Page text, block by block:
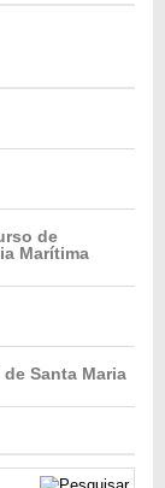
de
Marítima
Santa Maria